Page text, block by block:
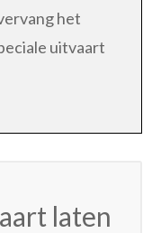
het
uitvaart
laten